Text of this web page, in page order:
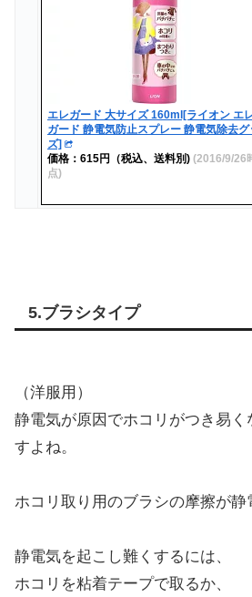
エレガード 大サイズ 160ml[ライオン エ
ガード 静電気防止スプレー 静電気除去グ
ズ]
価格：615円（税込、送料別) (2016/9/26
点)
5.ブラシタイプ
（洋服用）
静電気が原因でホコリがつき易
すよね。
ホコリ取り用のブラシの摩擦が静
静電気を起こし難くするには、
ホコリを粘着テープで取るか、